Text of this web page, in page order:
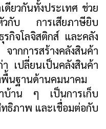
ยวกันทั้งประเทศ ช่วย
หัวกับ การเสียภาษียิบ
กิจโลจิสติกส์ และคลัง
กการสร้างคลังสินค้า
เปลี่ยนเป็นคลังสินค้า
พื้นฐานด้านคมนาคม
บ้าน ๆ เป็นการเก็บ
ธิภาพ และเชื่อมต่อกับ